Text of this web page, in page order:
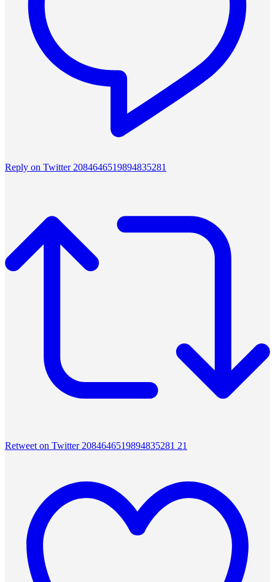
Reply on Twitter 2084646519894835281
Retweet on Twitter 2084646519894835281 21